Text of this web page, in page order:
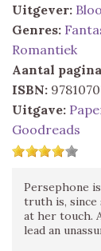
Uitgever:
Genres:
Romantiek
Aantal
ISBN:
Uitgave:
Goodreads
Persephone
truth is, since
at her touch.
lead an